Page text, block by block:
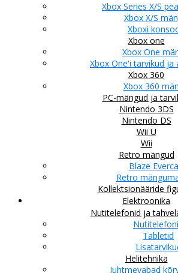
Xbox Series X/S
Xbox X/S
Xboxi
Xbox one
Xbox One
Xbox One'i tarvikud ja
Xbox 360
Xbox 360
PC-mängud ja
Nintendo 3DS
Nintendo DS
Wii U
Wii
Retro mängud
Blaze
Retro
Kollektsionääride
Elektroonika
Nutitelefonid ja
Tabletid
Helitehnika
Juhtmevabad